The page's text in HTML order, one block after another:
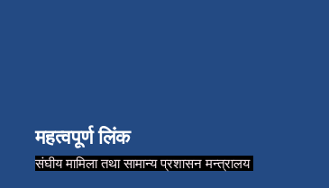
महत्वपूर्ण लिंक
संघीय मामिला तथा सामान्य प्रशासन मन्त्रालय